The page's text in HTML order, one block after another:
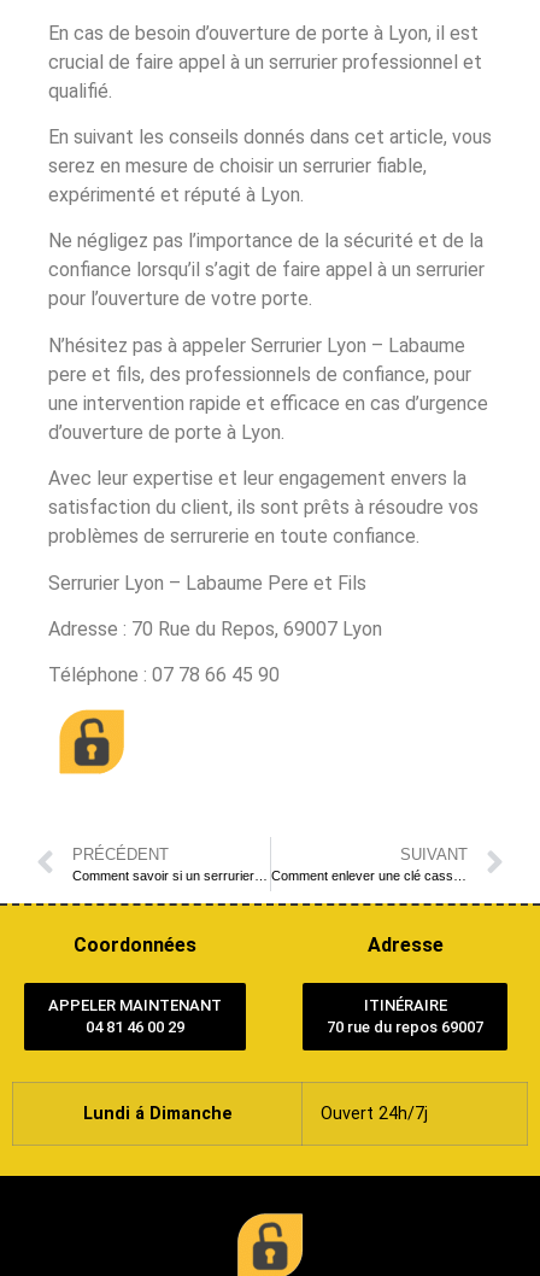
En cas de besoin d’ouverture de porte à Lyon, il est
crucial de faire appel à un serrurier professionnel et
qualifié.
En suivant les conseils donnés dans cet article, vous
serez en mesure de choisir un serrurier fiable,
expérimenté et réputé à Lyon.
Ne négligez pas l’importance de la sécurité et de la
confiance lorsqu’il s’agit de faire appel à un serrurier
pour l’ouverture de votre porte.
N’hésitez pas à appeler Serrurier Lyon – Labaume
pere et fils, des professionnels de confiance, pour
une intervention rapide et efficace en cas d’urgence
d’ouverture de porte à Lyon.
Avec leur expertise et leur engagement envers la
satisfaction du client, ils sont prêts à résoudre vos
problèmes de serrurerie en toute confiance.
Serrurier Lyon – Labaume Pere et Fils
Adresse : 70 Rue du Repos, 69007 Lyon
Téléphone : 07 78 66 45 90
PRÉCÉDENT SUIVANT
Coordonnées
APPELER MAINTENANT
04 81 46 00 29
Adresse
ITINÉRAIRE
70 rue du repos 69007
Lundi á Dimanche Ouvert 24h/7j